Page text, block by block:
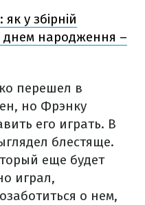
у збірній
днем народження –
перешел в
но Фрэнку
его играть. В
блестяще.
еще будет
играл,
о нем,